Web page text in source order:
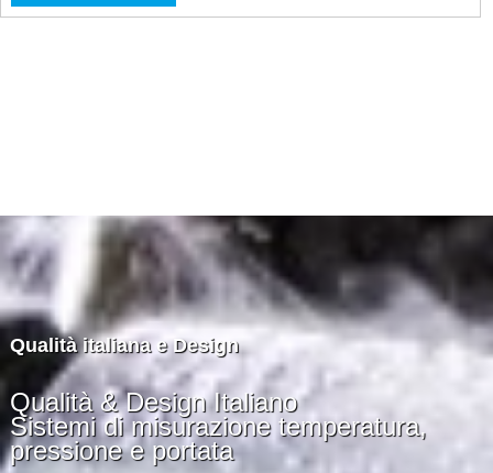
Qualità italiana e Design
Qualità & Design Italiano
Sistemi di misurazione temperatura,
pressione e portata